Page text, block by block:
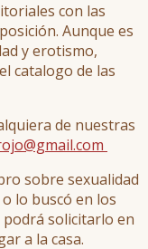
con las
Aunque es
y erotismo,
catalogo de las
de nuestras
sobre sexualidad
lo buscó en los
solicitarlo en
a la casa.